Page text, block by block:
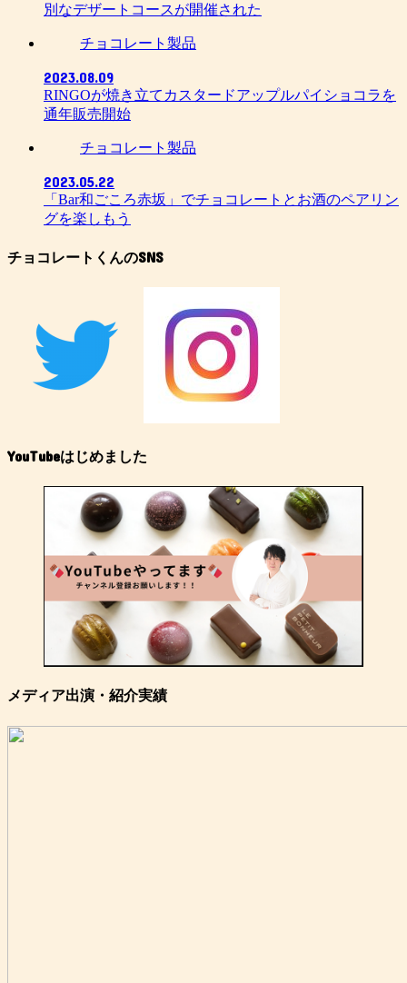
別なデザートコースが開催された
チョコレート製品
2023.08.09
RINGOが焼き立てカスタードアップルパイショコラを
通年販売開始
チョコレート製品
2023.05.22
「Bar和ごころ赤坂」でチョコレートとお酒のペアリン
グを楽しもう
チョコレートくんのSNS
YouTubeはじめました
メディア出演・紹介実績